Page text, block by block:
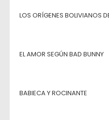
LOS ORÍGENES BOLIVIANOS
EL AMOR SEGÚN BAD BUNNY
BABIECA Y ROCINANTE